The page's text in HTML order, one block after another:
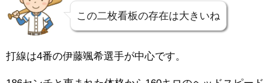
この二枚看板の存在は大きいね
打線は4番の伊藤颯希選手が中心です。